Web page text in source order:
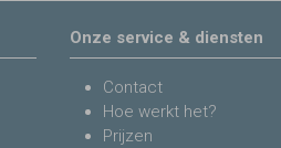
Onze service & diensten
Contact
Hoe werkt het?
Prijzen